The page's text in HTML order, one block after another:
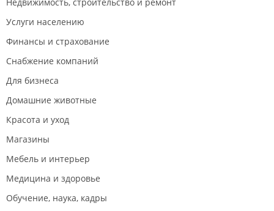
так же подобрать адекватный вес снаряда. В
довесок к этому, иногда бывают заняты
приходится делать альтернативы, что бы не
ждать в очереди. Я так работаю больше 6 лет, и
нареканий к этому нет)
-По поводу дорожек правда, иногда такое бывает,
но мы стараемся в срочном порядке это
оборудование и в отличие от тренажеров,
заменой тросиков иногда не обойтись.
Не совсем понимаю причину подобного вброса и
что задело человека, моя "самовлюбленность",
Услуги населению
Финансы и страхование
Снабжение компаний
Для бизнеса
Домашние животные
Красота и уход
Магазины
Мебель и интерьер
Медицина и здоровье
Обучение, наука, кадры